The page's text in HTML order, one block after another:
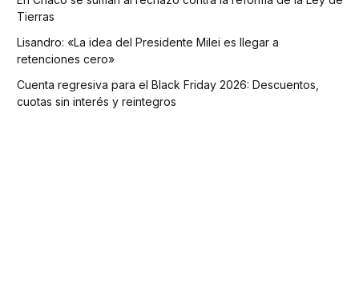
Tierras
Lisandro: «La idea del Presidente Milei es llegar a
retenciones cero»
Cuenta regresiva para el Black Friday 2026: Descuentos,
cuotas sin interés y reintegros